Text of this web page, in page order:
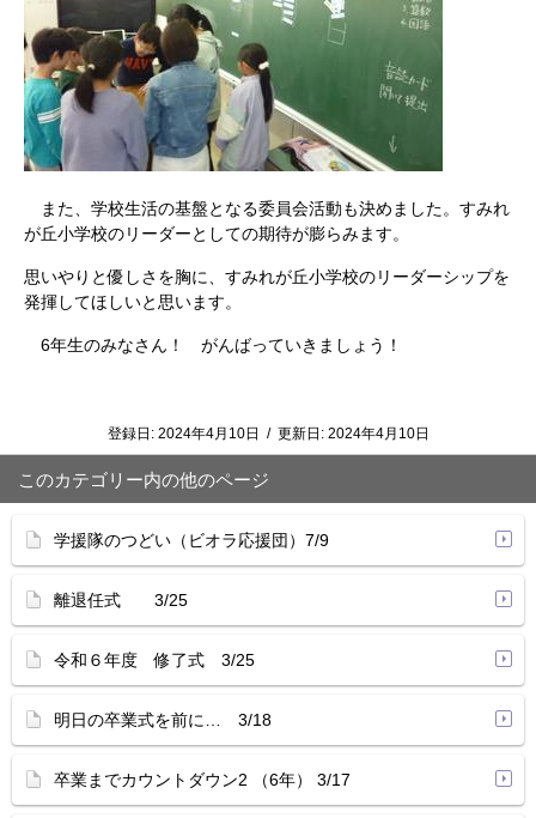
また、学校生活の基盤となる委員会活動も決めました。すみれ
が丘小学校のリーダーとしての期待が膨らみます。
思いやりと優しさを胸に、すみれが丘小学校のリーダーシップを
発揮してほしいと思います。
6年生のみなさん！ がんばっていきましょう！
登録日: 2024年4月10日 / 更新日: 2024年4月10日
このカテゴリー内の他のページ
学援隊のつどい（ビオラ応援団）7/9
離退任式 3/25
令和６年度 修了式 3/25
明日の卒業式を前に… 3/18
卒業までカウントダウン2 （6年） 3/17